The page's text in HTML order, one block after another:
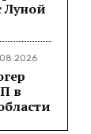
Луной
в